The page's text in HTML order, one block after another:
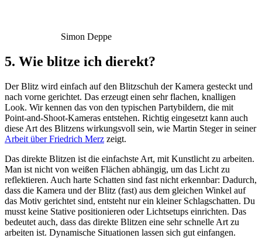
Simon Deppe
5. Wie blitze ich dierekt?
Der Blitz wird einfach auf den Blitzschuh der Kamera gesteckt und
nach vorne gerichtet. Das erzeugt einen sehr flachen, knalligen
Look. Wir kennen das von den typischen Partybildern, die mit
Point-and-Shoot-Kameras entstehen. Richtig eingesetzt kann auch
diese Art des Blitzens wirkungsvoll sein, wie Martin Steger in seiner
Arbeit über Friedrich Merz zeigt.
Das direkte Blitzen ist die einfachste Art, mit Kunstlicht zu arbeiten.
Man ist nicht von weißen Flächen abhängig, um das Licht zu
reflektieren. Auch harte Schatten sind fast nicht erkennbar: Dadurch,
dass die Kamera und der Blitz (fast) aus dem gleichen Winkel auf
das Motiv gerichtet sind, entsteht nur ein kleiner Schlagschatten. Du
musst keine Stative positionieren oder Lichtsetups einrichten. Das
bedeutet auch, dass das direkte Blitzen eine sehr schnelle Art zu
arbeiten ist. Dynamische Situationen lassen sich gut einfangen.